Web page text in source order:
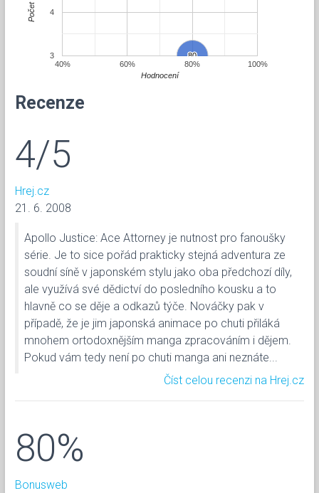
80
80
40%
60% 80% 100%
3
4
Hodnocení
Počet
Recenze
4/5
Hrej.cz
21. 6. 2008
Apollo Justice: Ace Attorney je nutnost pro fanoušky
série. Je to sice pořád prakticky stejná adventura ze
soudní síně v japonském stylu jako oba předchozí díly,
ale využívá své dědictví do posledního kousku a to
hlavně co se děje a odkazů týče. Nováčky pak v
případě, že je jim japonská animace po chuti přiláká
mnohem ortodoxnějším manga zpracováním i dějem.
Pokud vám tedy není po chuti manga ani neznáte...
Číst celou recenzi na Hrej.cz
80%
Bonusweb